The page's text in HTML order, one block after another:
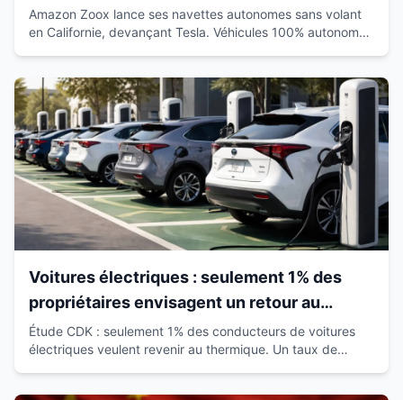
passagers en Californie
Amazon Zoox lance ses navettes autonomes sans volant
en Californie, devançant Tesla. Véhicules 100% autonomes
Voitures électriques : seulement 1% des
propriétaires envisagent un retour au
thermique
Étude CDK : seulement 1% des conducteurs de voitures
électriques veulent revenir au thermique. Un taux de